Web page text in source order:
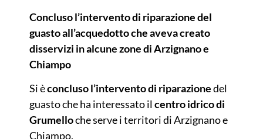
Concluso l’intervento di riparazione del
guasto all’acquedotto che aveva creato
disservizi in alcune zone di Arzignano e
Chiampo
Si èconcluso l’intervento di riparazionedel
guasto che ha interessato ilcentro idrico di
Grumelloche serve i territori di Arzignano e
Chiampo.